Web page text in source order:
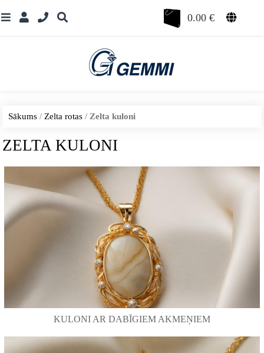
0.00€
Sākums / Zelta rotas / Zelta kuloni
ZELTA KULONI
KULONI AR DABĪGIEM AKMEŅIEM